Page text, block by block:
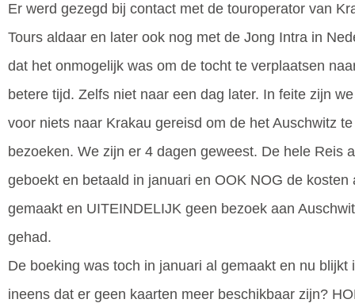
Er werd gezegd bij contact met de touroperator van
Tours aldaar en later ook nog met de Jong Intra in
dat het onmogelijk was om de tocht te verplaatsen
betere tijd. Zelfs niet naar een dag later. In feite zijn
voor niets naar Krakau gereisd om de het Auschwitz te
bezoeken. We zijn er 4 dagen geweest. De hele Reis
geboekt en betaald in januari en OOK NOG de kosten
gemaakt en UITEINDELIJK geen bezoek aan
gehad.
De boeking was toch in januari al gemaakt en nu blijkt
ineens dat er geen kaarten meer beschikbaar zijn?